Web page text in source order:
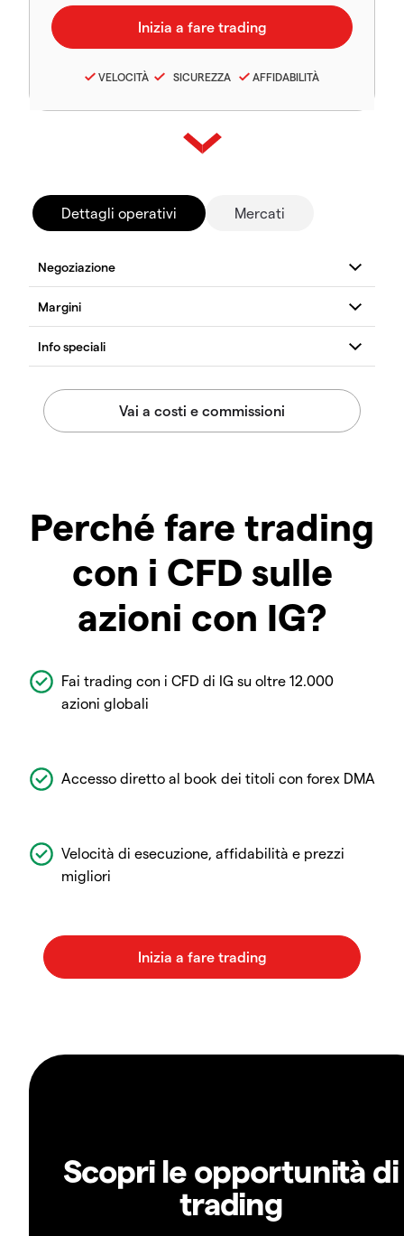
VELOCITÀ SICUREZZA AFFIDABILITÀ
Dettagli operativi Mercati
Perché fare trading
con i CFD sulle
azioni con IG?
Fai trading con i CFD di IG su oltre 12.000
azioni globali
Accesso diretto al book dei titoli con forex DMA
Velocità di esecuzione, affidabilità e prezzi
migliori
Scopri le opportunità di
trading